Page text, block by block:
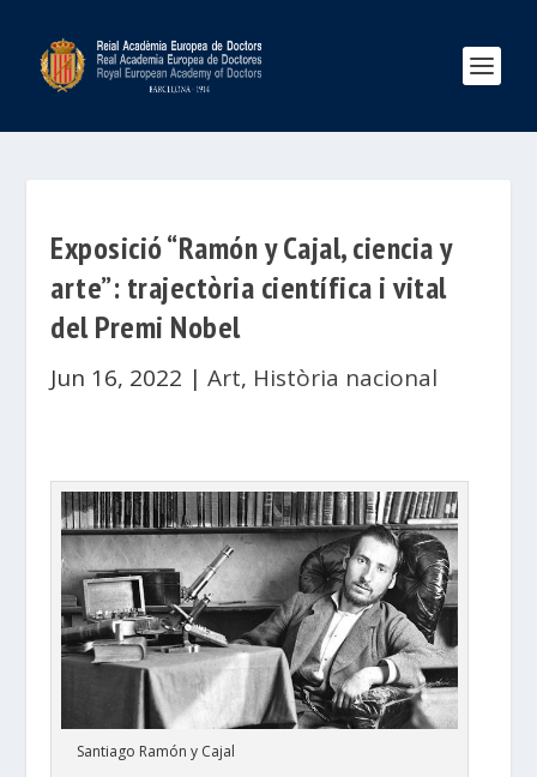
Exposició “Ramón y Cajal, ciencia y
arte”: trajectòria científica i vital
del Premi Nobel
Jun 16, 2022 |Art, Història nacional
Santiago Ramón y Cajal